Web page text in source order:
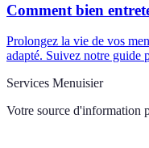
Comment bien
Prolongez la vie de vos
adapté. Suivez notre guide
Services Menuisier
Votre source d'information